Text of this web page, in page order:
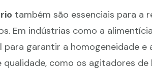
também são essenciais para a
Em indústrias como a
garantir a homogeneidade e
como os agitadores de